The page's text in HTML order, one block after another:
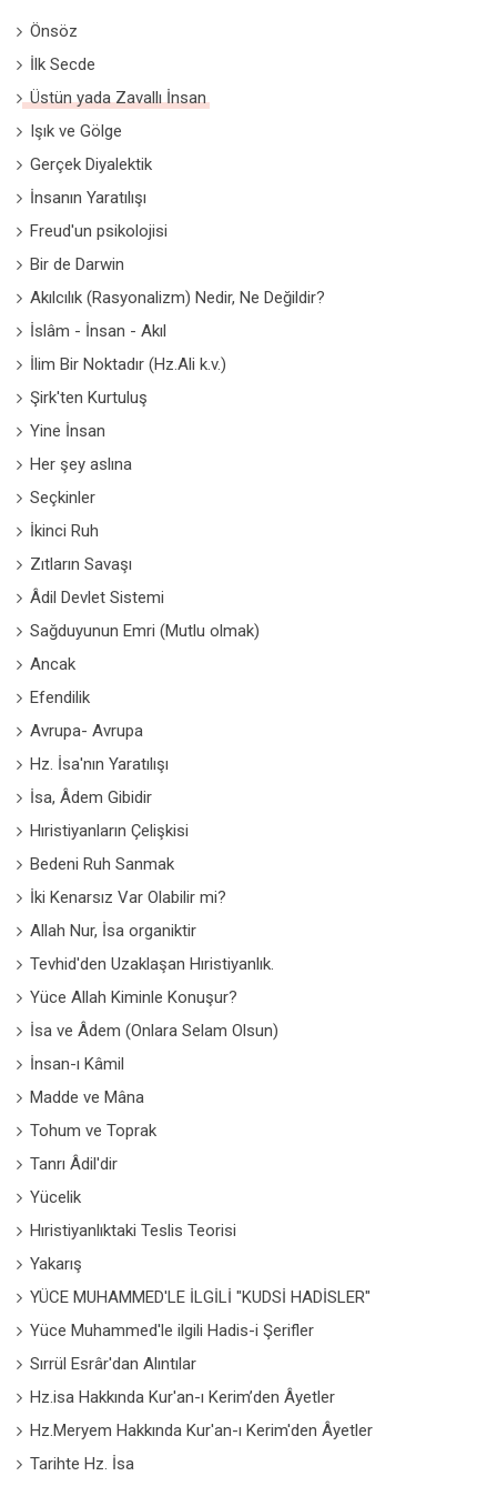
Önsöz
İlk Secde
Üstün yada Zavallı İnsan
Işık ve Gölge
Gerçek Diyalektik
İnsanın Yaratılışı
Freud'un psikolojisi
Bir de Darwin
Akılcılık (Rasyonalizm) Nedir, Ne Değildir?
İslâm - İnsan - Akıl
İlim Bir Noktadır (Hz.Ali k.v.)
Şirk'ten Kurtuluş
Yine İnsan
Her şey aslına
Seçkinler
İkinci Ruh
Zıtların Savaşı
Âdil Devlet Sistemi
Sağduyunun Emri (Mutlu olmak)
Ancak
Efendilik
Avrupa- Avrupa
Hz. İsa'nın Yaratılışı
İsa, Âdem Gibidir
Hıristiyanların Çelişkisi
Bedeni Ruh Sanmak
İki Kenarsız Var Olabilir mi?
Allah Nur, İsa organiktir
Tevhid'den Uzaklaşan Hıristiyanlık.
Yüce Allah Kiminle Konuşur?
İsa ve Âdem (Onlara Selam Olsun)
İnsan-ı Kâmil
Madde ve Mâna
Tohum ve Toprak
Tanrı Âdil'dir
Yücelik
Hıristiyanlıktaki Teslis Teorisi
Yakarış
YÜCE MUHAMMED'LE İLGİLİ "KUDSİ HADİSLER"
Yüce Muhammed'le ilgili Hadis-i Şerifler
Sırrül Esrâr'dan Alıntılar
Hz.isa Hakkında Kur'an-ı Kerim’den Âyetler
Hz.Meryem Hakkında Kur'an-ı Kerim'den Âyetler
Tarihte Hz. İsa